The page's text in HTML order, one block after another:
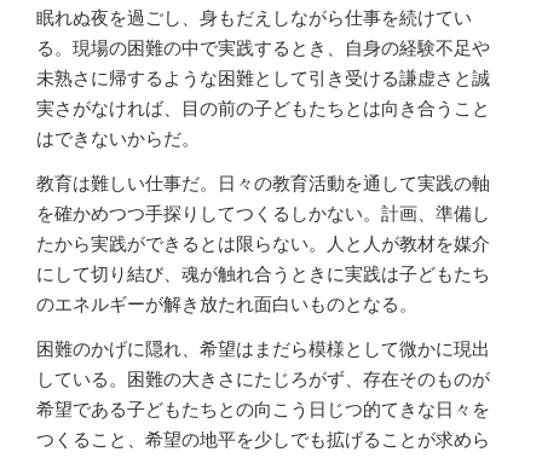
眠れぬ夜を過ごし、身もだえしながら仕事を続けてい
る。現場の困難の中で実践するとき、自身の経験不足や
未熟さに帰するような困難として引き受ける謙虚さと誠
実さがなければ、目の前の子どもたちとは向き合うこと
はできないからだ。
教育は難しい仕事だ。日々の教育活動を通して実践の軸
を確かめつつ手探りしてつくるしかない。計画、準備し
たから実践ができるとは限らない。人と人が教材を媒介
にして切り結び、魂が触れ合うときに実践は子どもたち
のエネルギーが解き放たれ面白いものとなる。
困難のかげに隠れ、希望はまだら模様として微かに現出
している。困難の大きさにたじろがず、存在そのものが
希望である子どもたちとの向こう日じつ的てきな日々を
つくること、希望の地平を少しでも拡げることが求めら